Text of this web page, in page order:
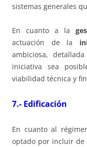
sistemas generales
En cuanto a la
actuación de la
ambiciosa,
iniciativa sea
viabilidad técnica y
7.- Edificación
En cuanto al
optado por incluir de